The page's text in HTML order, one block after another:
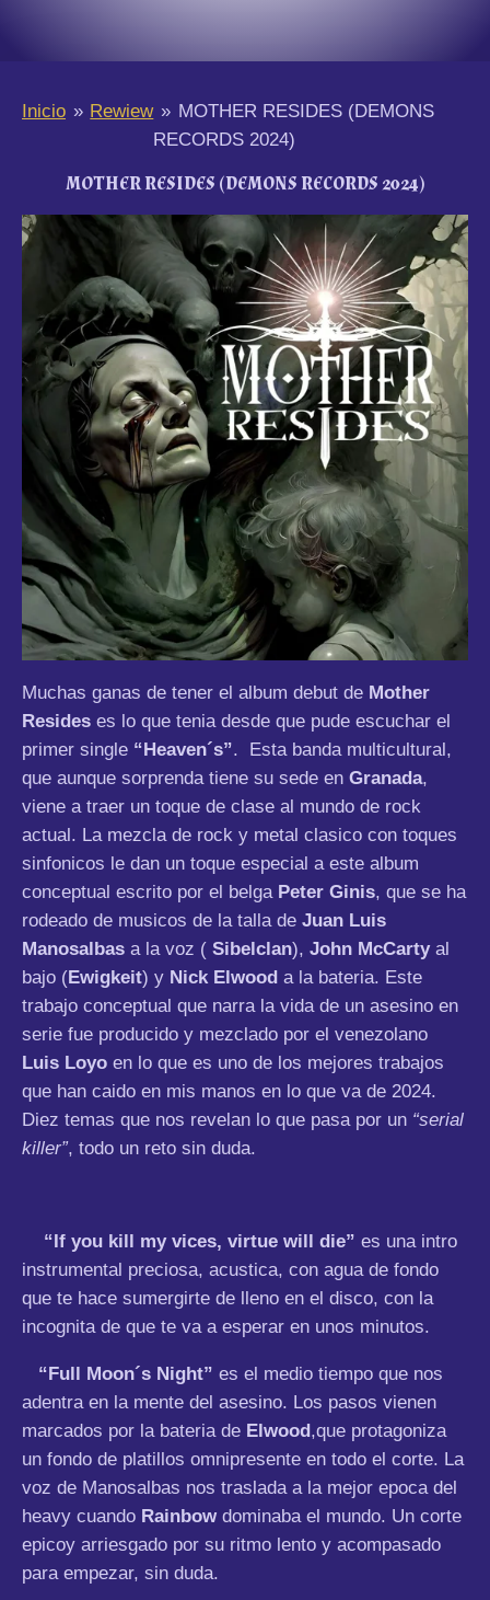
Inicio » Rewiew » MOTHER RESIDES (DEMONS
RECORDS 2024)
MOTHER RESIDES (DEMONS RECORDS 2024)
Muchas ganas de tener el album debut de Mother
Resides es lo que tenia desde que pude escuchar el
primer single “Heaven´s”. Esta banda multicultural,
que aunque sorprenda tiene su sede en Granada,
viene a traer un toque de clase al mundo de rock
actual. La mezcla de rock y metal clasico con toques
sinfonicos le dan un toque especial a este album
conceptual escrito por el belga Peter Ginis, que se ha
rodeado de musicos de la talla de Juan Luis
Manosalbas a la voz ( Sibelclan), John McCarty al
bajo (Ewigkeit) y Nick Elwood a la bateria. Este
trabajo conceptual que narra la vida de un asesino en
serie fue producido y mezclado por el venezolano
Luis Loyo en lo que es uno de los mejores trabajos
que han caido en mis manos en lo que va de 2024.
Diez temas que nos revelan lo que pasa por un “serial
killer”, todo un reto sin duda.
“If you kill my vices, virtue will die” es una intro
instrumental preciosa, acustica, con agua de fondo
que te hace sumergirte de lleno en el disco, con la
incognita de que te va a esperar en unos minutos.
“Full Moon´s Night” es el medio tiempo que nos
adentra en la mente del asesino. Los pasos vienen
marcados por la bateria de Elwood,que protagoniza
un fondo de platillos omnipresente en todo el corte. La
voz de Manosalbas nos traslada a la mejor epoca del
heavy cuando Rainbow dominaba el mundo. Un corte
epicoy arriesgado por su ritmo lento y acompasado
para empezar, sin duda.